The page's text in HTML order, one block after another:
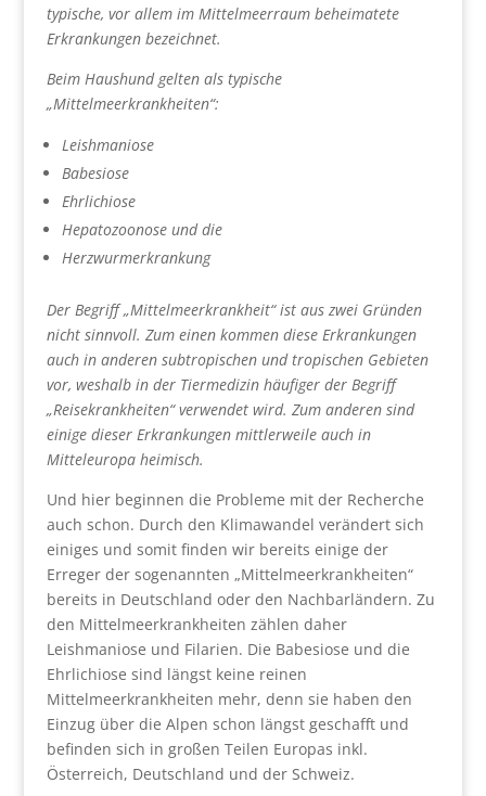
typische, vor allem im Mittelmeerraum beheimatete
Erkrankungen bezeichnet.
Beim Haushund gelten als typische
„Mittelmeerkrankheiten“:
Leishmaniose
Babesiose
Ehrlichiose
Hepatozoonose und die
Herzwurmerkrankung
Der Begriff „Mittelmeerkrankheit“ ist aus zwei Gründen
nicht sinnvoll. Zum einen kommen diese Erkrankungen
auch in anderen subtropischen und tropischen Gebieten
vor, weshalb in der Tiermedizin häufiger der Begriff
„Reisekrankheiten“ verwendet wird. Zum anderen sind
einige dieser Erkrankungen mittlerweile auch in
Mitteleuropa heimisch.
Und hier beginnen die Probleme mit der Recherche
auch schon. Durch den Klimawandel verändert sich
einiges und somit finden wir bereits einige der
Erreger der sogenannten „Mittelmeerkrankheiten“
bereits in Deutschland oder den Nachbarländern. Zu
den Mittelmeerkrankheiten zählen daher
Leishmaniose und Filarien. Die Babesiose und die
Ehrlichiose sind längst keine reinen
Mittelmeerkrankheiten mehr, denn sie haben den
Einzug über die Alpen schon längst geschafft und
befinden sich in großen Teilen Europas inkl.
Österreich, Deutschland und der Schweiz.